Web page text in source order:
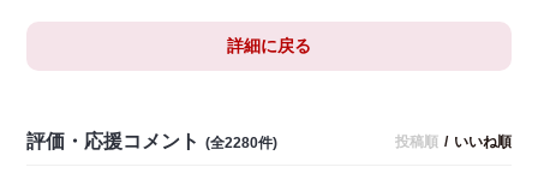
詳細に戻る
評価・応援コメント (全2280件) 投稿順 / いいね順